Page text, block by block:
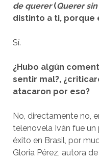
de querer(Querer
distinto a ti, porque
Sí.
¿Hubo algún
sentir mal?,
atacaron por eso?
No, directamente no,
telenovela Iván fue
éxito en Brasil, por
Gloria Pérez, autora